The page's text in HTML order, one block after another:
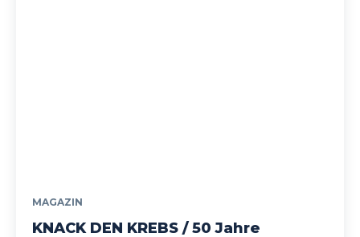
MAGAZIN
KNACK DEN KREBS / 50 Jahre